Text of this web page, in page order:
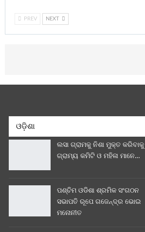
PREV NEXT
ଓଡ଼ିଶା
ଲସା ଗ୍ରାମକୁ ନିଶା ମୁକ୍ତ କରିବାକୁ
ଗ୍ରାମ୍ୟ କମିଟି ଓ ମହିଳା ମାନେ…
ପଶ୍ଚିମ ଓଡିଶା ଶ୍ରମିକ ସଂଗଠନ
ସଭାପତି ରୂପେ ଗଜେନ୍ଦ୍ର ଭୋଇ
ମନୋନୀତ